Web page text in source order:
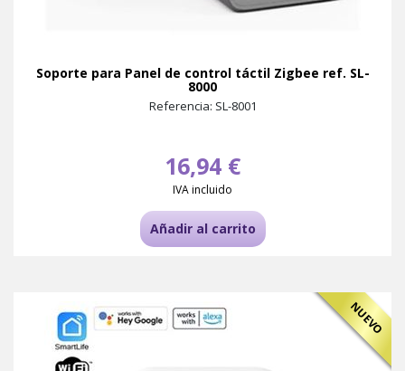
Soporte para Panel de control táctil Zigbee ref. SL-
8000
Referencia: SL-8001
16,94 €
IVA incluido
Añadir al carrito
NUEVO